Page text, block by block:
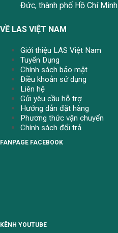
Đức, thành phố Hồ Chí Minh
VỀ LAS VIỆT NAM
Giới thiệu LAS Việt Nam
Tuyển Dụng
Chính sách bảo mật
Điều khoản sử dụng
Liên hệ
Gửi yêu cầu hỗ trợ
Hướng dẫn đặt hàng
Phương thức vận chuyển
Chính sách đổi trả
FANPAGE FACEBOOK
KÊNH YOUTUBE